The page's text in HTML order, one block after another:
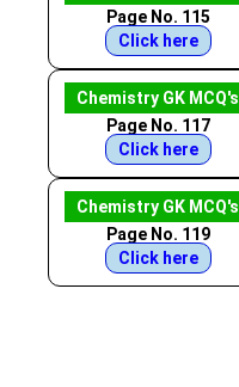
Page No. 115
Click here
Chemistry GK MCQ's
Page No. 117
Click here
Chemistry GK MCQ's
Page No. 119
Click here